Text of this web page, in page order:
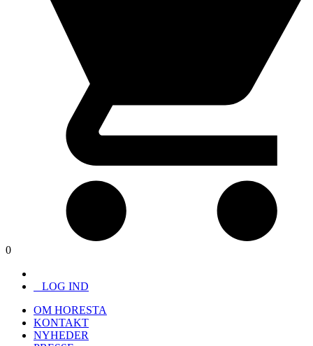
0
LOG IND
OM HORESTA
KONTAKT
NYHEDER